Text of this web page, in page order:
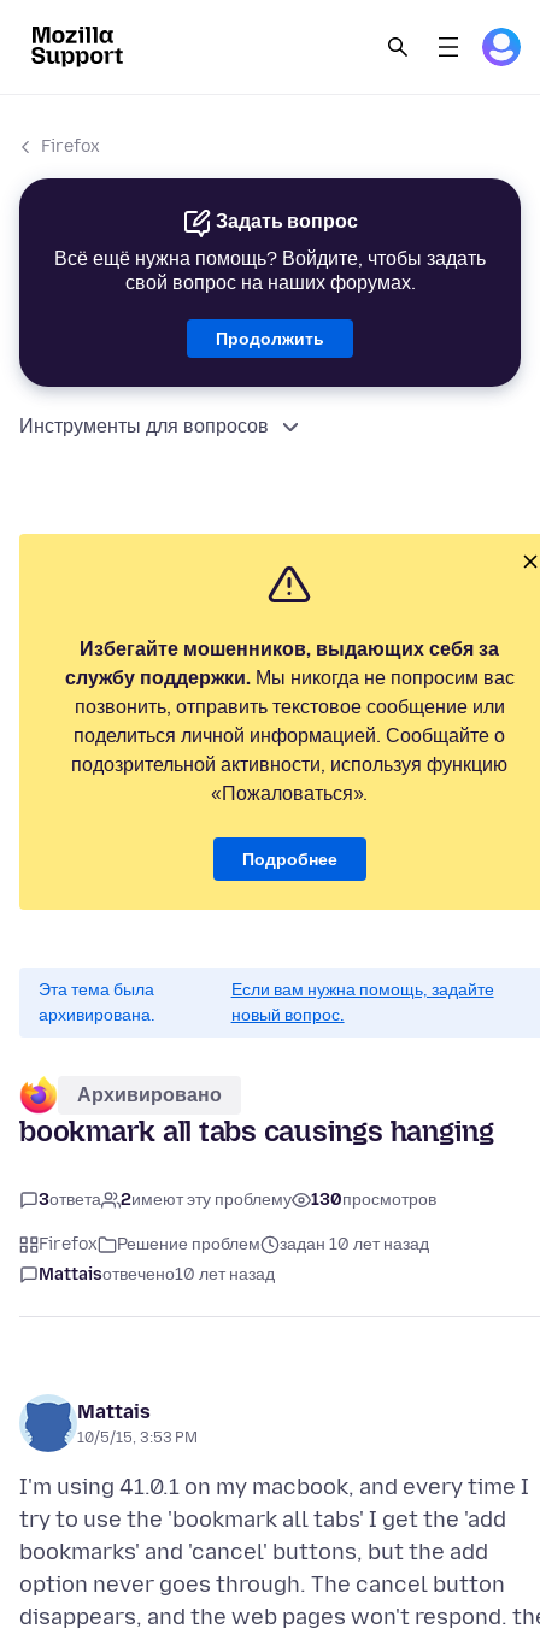
Firefox
Задать вопрос
Всё ещё нужна помощь? Войдите, чтобы задать
свой вопрос на наших форумах.
Продолжить
Инструменты для вопросов
Избегайте мошенников, выдающих себя за
службу поддержки.Мы никогда не попросим вас
позвонить, отправить текстовое сообщение или
поделиться личной информацией. Сообщайте о
подозрительной активности, используя функцию
«Пожаловаться».
Подробнее
Эта тема была
архивирована.
Если вам нужна помощь, задайте
новый вопрос.
Архивировано
bookmark all tabs causings hanging
3ответа 2имеют эту проблему 130просмотров
Firefox Решение проблем
задан 10 лет назад
Mattaisотвечено10 лет назад
Mattais
10/5/15, 3:53 PM
I'm using 41.0.1 on my macbook, and every time I
try to use the 'bookmark all tabs' I get the 'add
bookmarks' and 'cancel' buttons, but the add
option never goes through. The cancel button
disappears, and the web pages won't respond.